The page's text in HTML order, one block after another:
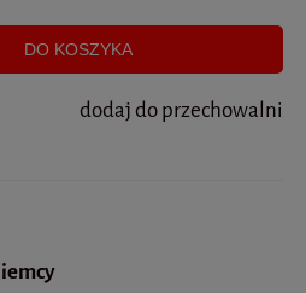
DO KOSZYKA
dodaj do przechowalni